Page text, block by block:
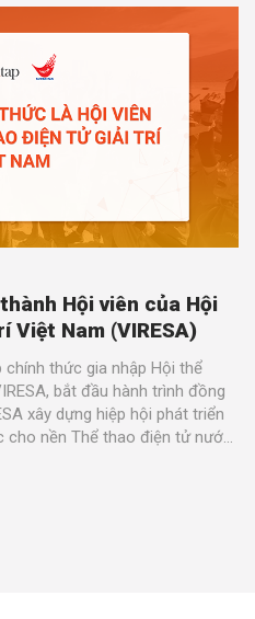
Hội viên của Hội
Nam (VIRESA)
thức gia nhập Hội thể
bắt đầu hành trình đồng
xây dựng hiệp hội phát triển
cho nền Thể thao điện tử nước